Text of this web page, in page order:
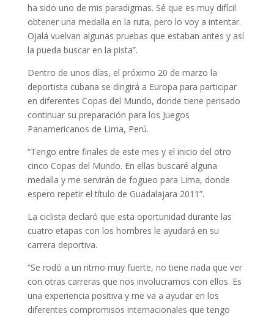
ha sido uno de mis paradigmas. Sé que es muy difícil
obtener una medalla en la ruta, pero lo voy a intentar.
Ojalá vuelvan algunas pruebas que estaban antes y así
la pueda buscar en la pista”.
Dentro de unos días, el próximo 20 de marzo la
deportista cubana se dirigirá a Europa para participar
en diferentes Copas del Mundo, donde tiene pensado
continuar su preparación para los Juegos
Panamericanos de Lima, Perú.
“Tengo entre finales de este mes y el inicio del otro
cinco Copas del Mundo. En ellas buscaré alguna
medalla y me servirán de fogueo para Lima, donde
espero repetir el título de Guadalajara 2011”.
La ciclista declaró que esta oportunidad durante las
cuatro etapas con los hombres le ayudará en su
carrera deportiva.
“Se rodó a un ritmo muy fuerte, no tiene nada que ver
con otras carreras que nos involucramos con ellos. Es
una experiencia positiva y me va a ayudar en los
diferentes compromisos internacionales que tengo